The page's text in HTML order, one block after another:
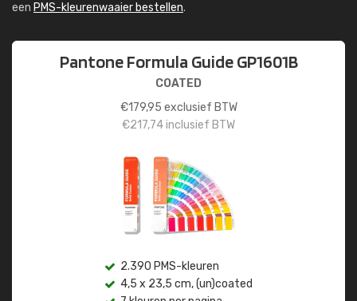
een PMS-kleurenwaaier bestellen.
Pantone Formula Guide GP1601B
COATED
€179,95 exclusief BTW
€217,74inclusief BTW
2.390 PMS-kleuren
4,5 x 23,5 cm, (un)coated